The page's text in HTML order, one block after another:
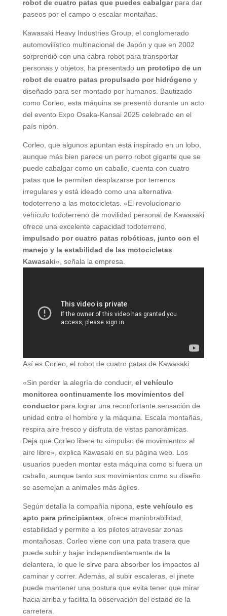
robot de cuatro patas que puedes cabalgarpara dar
paseos por el campo o escalar montañas.
Kawasaki Heavy Industries Group, el conglomerado
automovilístico multinacional de Japón y que en 2002
sorprendió con una cabra robot para transportar
personas y objetos, ha presentado un prototipo de un
robot de cuatro patas propulsado por hidrógeno y
diseñado para ser montado por humanos. Bautizado
como Corleo, esta máquina se presentó durante un acto
del evento Expo Osaka-Kansai 2025 celebrado en el
país nipón.
Corleo, que algunos apuntan está inspirado en un lobo,
aunque más bien parece un perro robot gigante que se
puede cabalgar como un caballo, cuenta con cuatro
patas que le permiten desplazarse por terrenos
irregulares y está ideado como una alternativa
todoterreno a las motocicletas. «El revolucionario
vehículo todoterreno de movilidad personal de Kawasaki
ofrece una excelente capacidad todoterreno,
impulsado por cuatro patas robóticas, junto con el
manejo y la estabilidad de las motocicletas
Kawasaki«, señala la empresa.
Así es Corleo, el robot de cuatro patas de Kawasaki
«Sin perder la alegría de conducir, el vehículo
monitorea continuamente los movimientos del
conductorpara lograr una reconfortante sensación de
unidad entre el hombre y la máquina. Escala montañas,
respira aire fresco y disfruta de vistas panorámicas.
Deja que Corleo libere tu «impulso de movimiento» al
aire libre», explica Kawasaki en su página web. Los
usuarios pueden montar esta máquina como si fuera un
caballo, aunque tanto sus movimientos como su diseño
se asemejan a animales más ágiles.
Según detalla la compañía nipona, este vehículo es
apto para principiantes , ofrece maniobrabilidad,
estabilidad y permite a los pilotos atravesar zonas
montañosas. Corleo viene con una pata trasera que
puede subir y bajar independientemente de la
delantera, lo que le sirve para absorber los impactos al
caminar y correr. Además, al subir escaleras, el jinete
puede mantener una postura que evita tener que mirar
hacia arriba y facilita la observación del estado de la
carretera.